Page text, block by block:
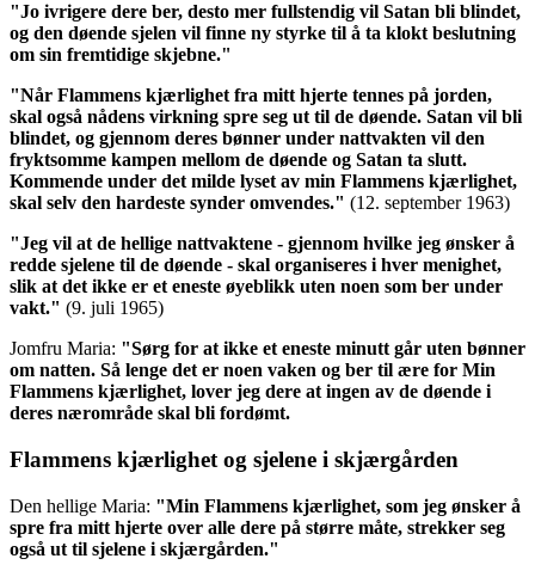
"Jo ivrigere dere ber, desto mer fullstendig vil Satan bli blindet,
og den døende sjelen vil finne ny styrke til å ta klokt beslutning
om sin fremtidige skjebne."
"Når Flammens kjærlighet fra mitt hjerte tennes på jorden,
skal også nådens virkning spre seg ut til de døende. Satan vil bli
blindet, og gjennom deres bønner under nattvakten vil den
fryktsomme kampen mellom de døende og Satan ta slutt.
Kommende under det milde lyset av min Flammens kjærlighet,
skal selv den hardeste synder omvendes." (12. september 1963)
"Jeg vil at de hellige nattvaktene - gjennom hvilke jeg ønsker å
redde sjelene til de døende - skal organiseres i hver menighet,
slik at det ikke er et eneste øyeblikk uten noen som ber under
vakt." (9. juli 1965)
Jomfru Maria: "Sørg for at ikke et eneste minutt går uten bønner
om natten. Så lenge det er noen vaken og ber til ære for Min
Flammens kjærlighet, lover jeg dere at ingen av de døende i
deres nærområde skal bli fordømt.
Flammens kjærlighet og sjelene i skjærgården
Den hellige Maria: "Min Flammens kjærlighet, som jeg ønsker å
spre fra mitt hjerte over alle dere på større måte, strekker seg
også ut til sjelene i skjærgården."